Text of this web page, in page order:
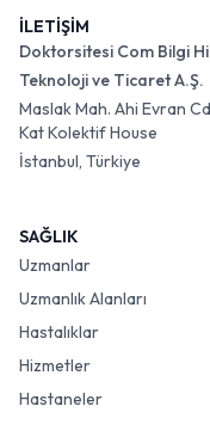
İLETİŞİM
Doktorsitesi Com Bilgi
Teknoloji ve Ticaret A.Ş.
Maslak Mah. Ahi Evran
Kat Kolektif House
İstanbul, Türkiye
SAĞLIK
Uzmanlar
Uzmanlık Alanları
Hastalıklar
Hizmetler
Hastaneler